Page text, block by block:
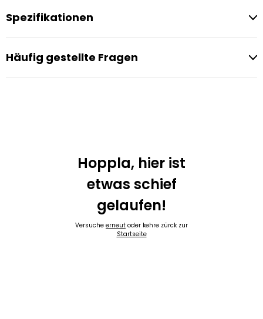
Spezifikationen
Häufig gestellte Fragen
Hoppla, hier ist
etwas schief
gelaufen!
Versuche erneut oder kehre zürck zur
Startseite